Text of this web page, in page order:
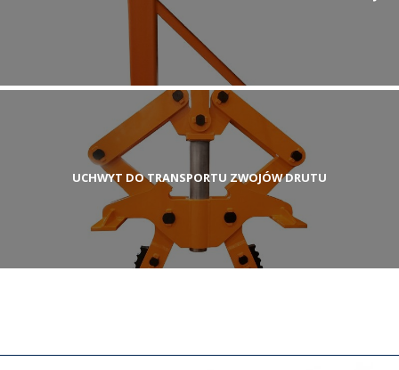
UCHWYT DO TRANSPORTU ZWOJÓW DRUTU